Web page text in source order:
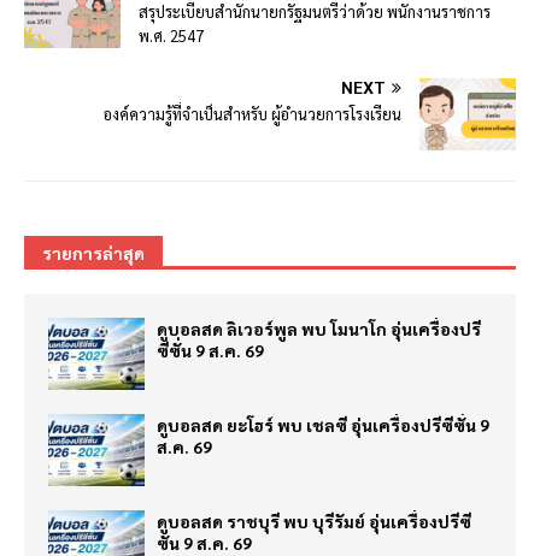
สรุประเบียบสํานักนายกรัฐมนตรีว่าด้วย พนักงานราชการ
พ.ศ. 2547
NEXT
องค์ความรู้ที่จำเป็นสำหรับ ผู้อำนวยการโรงเรียน
รายการล่าสุด
ดูบอลสด ลิเวอร์พูล พบ โมนาโก อุ่นเครื่องปรี
ซีซั่น 9 ส.ค. 69
ดูบอลสด ยะโฮร์ พบ เชลซี อุ่นเครื่องปรีซีซั่น 9
ส.ค. 69
ดูบอลสด ราชบุรี พบ บุรีรัมย์ อุ่นเครื่องปรีซี
ซั่น 9 ส.ค. 69